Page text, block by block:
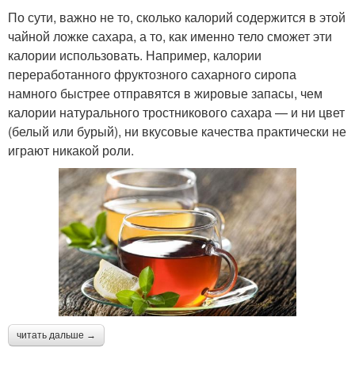
По сути, важно не то, сколько калорий содержится в этой
чайной ложке сахара, а то, как именно тело сможет эти
калории использовать. Например, калории
переработанного фруктозного сахарного сиропа
намного быстрее отправятся в жировые запасы, чем
калории натурального тростникового сахара — и ни цвет
(белый или бурый), ни вкусовые качества практически не
играют никакой роли.
читать дальше →